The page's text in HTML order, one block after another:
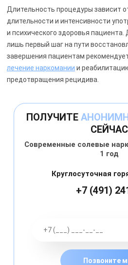
Длительность процедуры зависит
длительности и интенсивности
и психического здоровья пациента.
лишь первый шаг на пути
завершения пациентам
лечение наркомании и
предотвращения рецидива.
ПОЛУЧИТЕ
СЕЙЧАС
Современные солевые
1 год
Круглосуточная
+7 (491)
Позвоните